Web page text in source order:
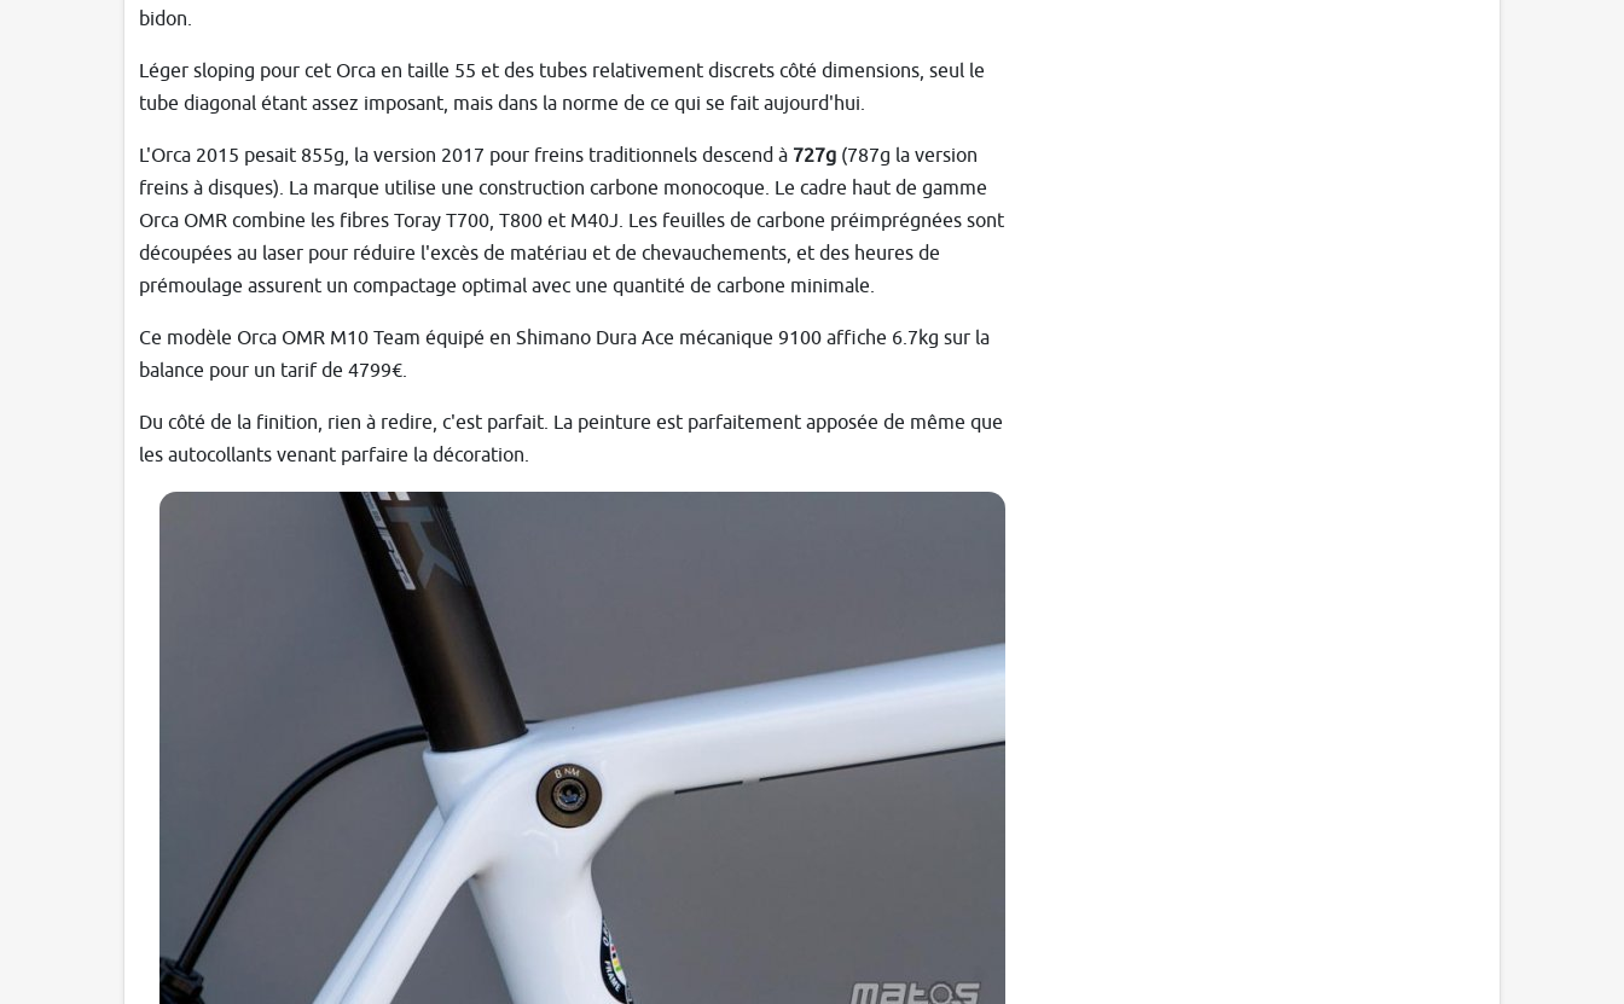
bidon.
Léger sloping pour cet Orca en taille 55 et des tubes relativement discrets côté dimensions, seul le
tube diagonal étant assez imposant, mais dans la norme de ce qui se fait aujourd'hui.
L'Orca 2015 pesait 855g, la version 2017 pour freins traditionnels descend à 727g (787g la version
freins à disques). La marque utilise une construction carbone monocoque. Le cadre haut de gamme
Orca OMR combine les fibres Toray T700, T800 et M40J. Les feuilles de carbone préimprégnées sont
découpées au laser pour réduire l'excès de matériau et de chevauchements, et des heures de
prémoulage assurent un compactage optimal avec une quantité de carbone minimale.
Ce modèle Orca OMR M10 Team équipé en Shimano Dura Ace mécanique 9100 affiche 6.7kg sur la
balance pour un tarif de 4799€.
Du côté de la finition, rien à redire, c'est parfait. La peinture est parfaitement apposée de même que
les autocollants venant parfaire la décoration.